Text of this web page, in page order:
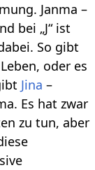
Janma –
bei „J“ ist
So gibt
oder es
Jina –
Es hat zwar
zu tun, aber